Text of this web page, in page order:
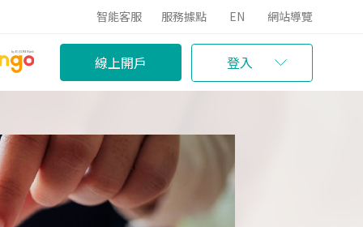
智能客服 服務據點 EN 網站導覽
線上開戶 登入